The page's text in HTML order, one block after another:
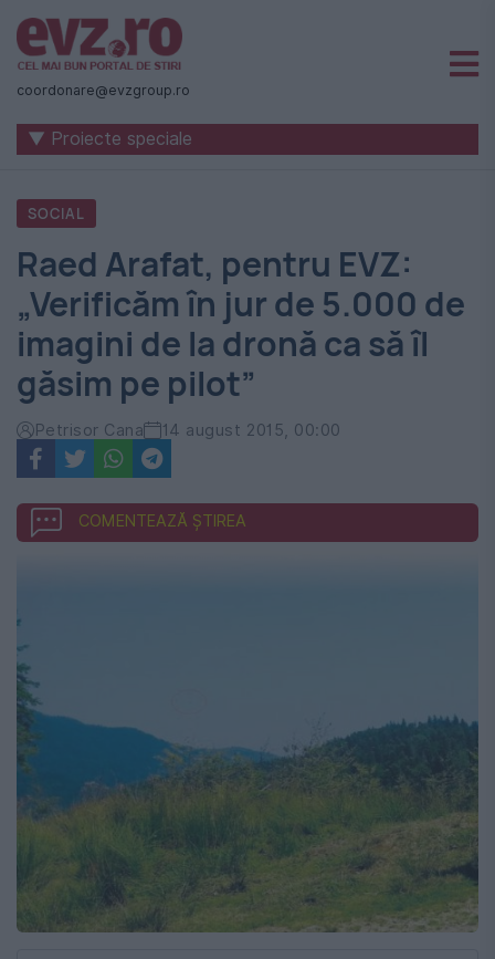
Știri
naționale
internaționale
România
-
Evenimentul
Zilei
coordonare@evzgroup.ro
▼ Proiecte speciale
SOCIAL
Raed Arafat, pentru EVZ:
„Verificăm în jur de 5.000 de
imagini de la dronă ca să îl
găsim pe pilot”
Petrisor Cana 14 august 2015, 00:00
COMENTEAZĂ ȘTIREA